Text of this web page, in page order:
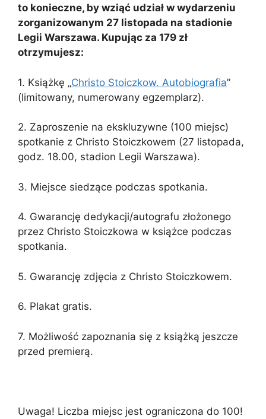
to konieczne, by wziąć udział w wydarzeniu
zorganizowanym 27 listopada na stadionie
Legii Warszawa. Kupując za 179 zł
otrzymujesz:
1. Książkę „Christo Stoiczkow. Autobiografia”
(limitowany, numerowany egzemplarz).
2. Zaproszenie na ekskluzywne (100 miejsc)
spotkanie z Christo Stoiczkowem (27 listopada,
godz. 18.00, stadion Legii Warszawa).
3. Miejsce siedzące podczas spotkania.
4. Gwarancję dedykacji/autografu złożonego
przez Christo Stoiczkowa w książce podczas
spotkania.
5. Gwarancję zdjęcia z Christo Stoiczkowem.
6. Plakat gratis.
7. Możliwość zapoznania się z książką jeszcze
przed premierą.
Uwaga! Liczba miejsc jest ograniczona do 100!